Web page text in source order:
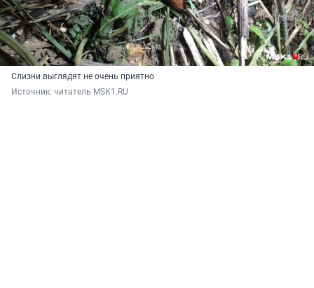
Слизни выглядят не очень приятно
Источник: читатель MSK1.RU